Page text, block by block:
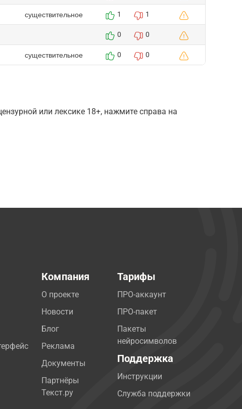
существительное 1 1
0 0
существительное 0 0
или лексике 18+, нажмите справа на
Компания
О проекте
Новости
Блог
Реклама
Документы
Партнёры
Текст.ру
Тарифы
ПРО-аккаунт
ПРО-пакет
Пакеты
нейросимволов
Поддержка
Инструкции
Служба поддержки